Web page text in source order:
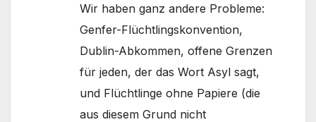
Wir haben ganz andere Probleme:
Genfer-Flüchtlingskonvention,
Dublin-Abkommen, offene Grenzen
für jeden, der das Wort Asyl sagt,
und Flüchtlinge ohne Papiere (die
aus diesem Grund nicht